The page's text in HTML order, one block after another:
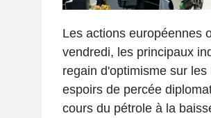
Les actions européennes
vendredi, les principaux
regain d'optimisme sur
espoirs de percée
cours du pétrole à la